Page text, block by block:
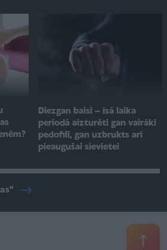
Diezgan baisi – īsā laika
periodā aizturēti gan vairāki
pedofili, gan uzbrukts arī
pieaugušai sievietei